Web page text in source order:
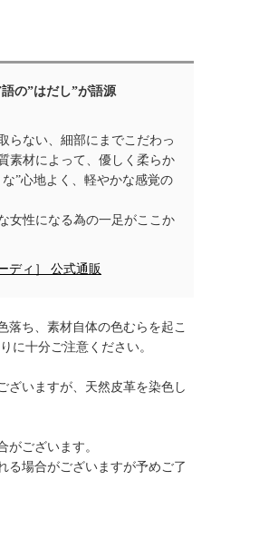
の”はだし”が語源
らない、細部にまでこだわっ
素材によって、優しく柔らか
”心地よく、軽やかな感覚の
女性になる為の一足がここか
ディ］ 公式通販
ち、素材自体の色むらを起こ
に十分ご注意ください。
ざいますが、天然皮革を染色し
ございます。
る場合がございますが予めご了